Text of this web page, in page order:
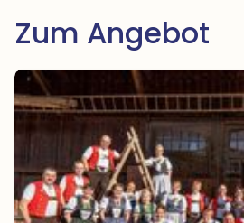
Zum Angebot